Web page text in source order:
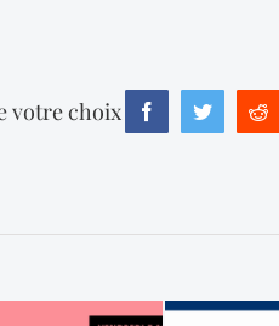
votre choix FacebookTwitter